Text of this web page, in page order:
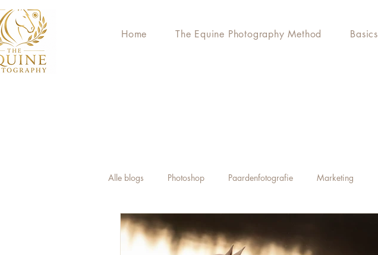
Home The Equine Photography Method Basics
Alle blogs Photoshop Paardenfotografie Marketing